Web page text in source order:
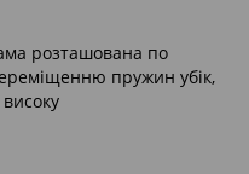
розташована по
пружин убік,